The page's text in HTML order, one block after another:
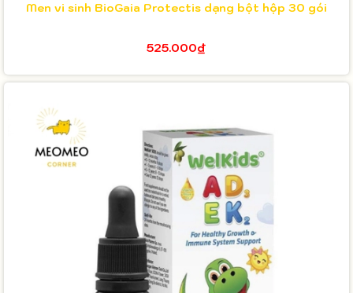
Men vi sinh BioGaia Protectis dạng bột hộp 30 gói
525.000₫